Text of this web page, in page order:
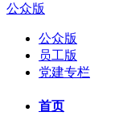
公众版
公众版
员工版
党建专栏
首页